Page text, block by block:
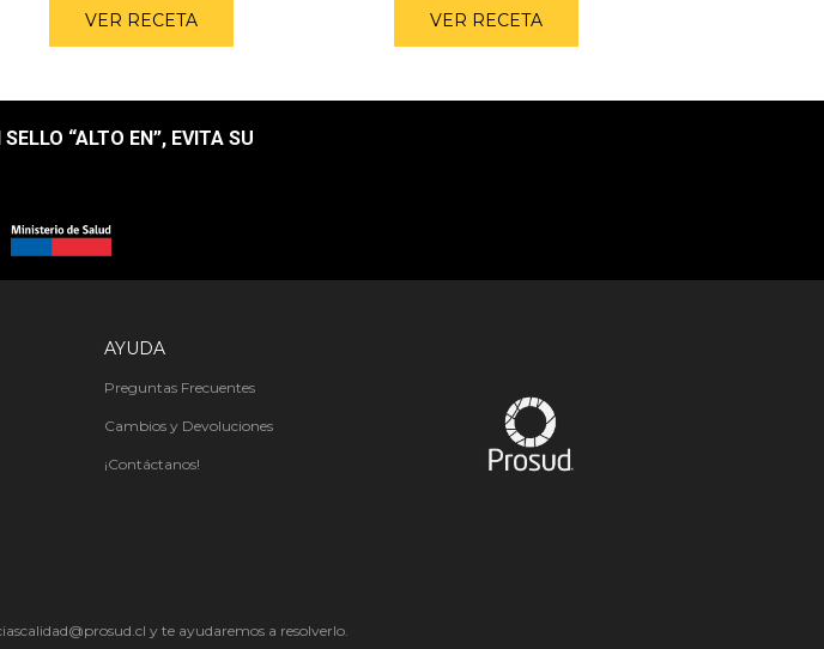
VER RECETA VER RECETA
“ALTO EN”, EVITA SU
AYUDA
Preguntas Frecuentes
Cambios y Devoluciones
¡Contáctanos!
y te ayudaremos a resolverlo.